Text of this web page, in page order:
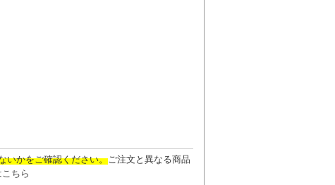
いかをご確認ください。 ご注文と異なる商品
ちら